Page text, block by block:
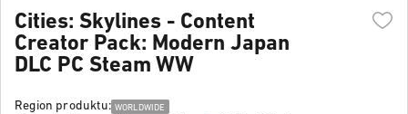
Cities: Skylines - Content
Creator Pack: Modern Japan
DLC PC Steam WW
Region produktu: WORLDWIDE